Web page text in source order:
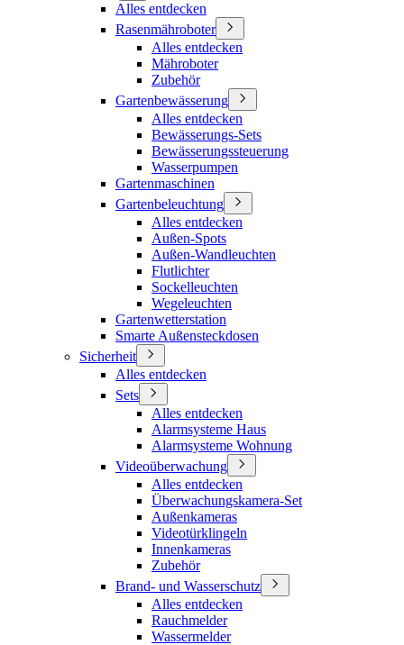
Alles entdecken
Rasenmähroboter
Alles entdecken
Mähroboter
Zubehör
Gartenbewässerung
Alles entdecken
Bewässerungs-Sets
Bewässerungssteuerung
Wasserpumpen
Gartenmaschinen
Gartenbeleuchtung
Alles entdecken
Außen-Spots
Außen-Wandleuchten
Flutlichter
Sockelleuchten
Wegeleuchten
Gartenwetterstation
Smarte Außensteckdosen
Sicherheit
Alles entdecken
Sets
Alles entdecken
Alarmsysteme Haus
Alarmsysteme Wohnung
Videoüberwachung
Alles entdecken
Überwachungskamera-Set
Außenkameras
Videotürklingeln
Innenkameras
Zubehör
Brand- und Wasserschutz
Alles entdecken
Rauchmelder
Wassermelder